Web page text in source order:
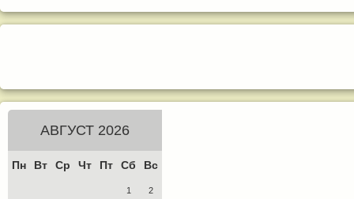
АВГУСТ 2026
Пн Вт Ср Чт Пт Сб Вс
1 2